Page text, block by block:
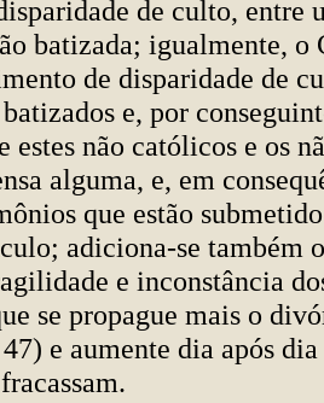
de culto, entre
batizada; igualmente, o
de disparidade de
e, por
não católicos e os
alguma, e, em
que estão
adiciona-se também
e inconstância
se propague mais o
e aumente dia após